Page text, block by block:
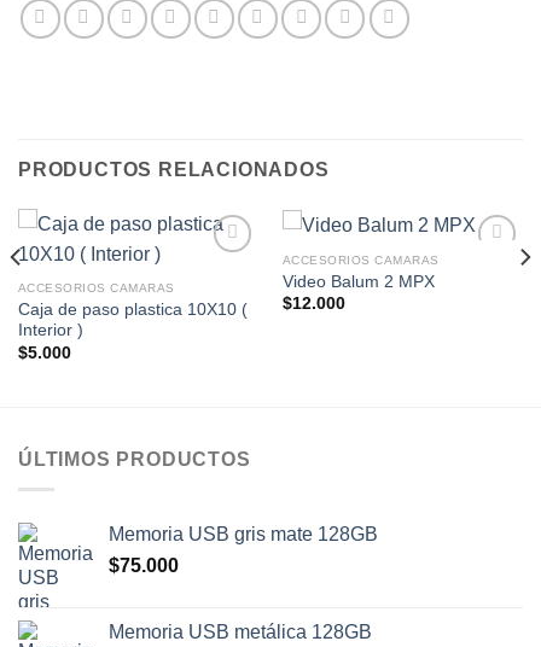
PRODUCTOS RELACIONADOS
lista de
deseos
ACCESORIOS CAMARAS
Caja de paso plastica 10X10 (
Interior )
$5.000
ACCESORIOS CAMARAS
Video Balum 2 MPX
$12.000
ÚLTIMOS PRODUCTOS
Memoria USB gris mate 128GB
$75.000
Memoria USB metálica 128GB